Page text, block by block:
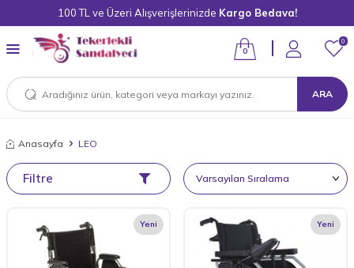
100 TL ve Üzeri Alışverişlerinizde Kargo Bedava!
ARA
0
0
Anasayfa LEO
Filtre
Yeni Yeni